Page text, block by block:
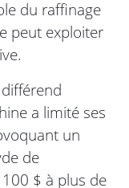
du raffinage
peut exploiter
a limité ses
un
de
$ à plus de